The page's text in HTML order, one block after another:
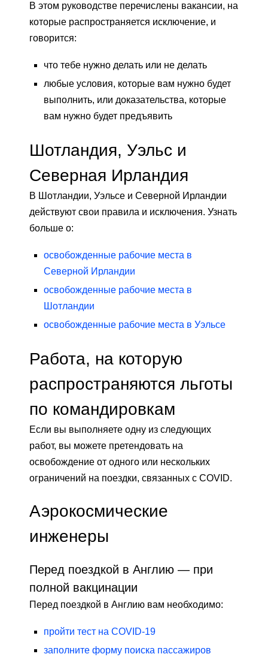
В этом руководстве перечислены вакансии, на
которые распространяется исключение, и
говорится:
что тебе нужно делать или не делать
любые условия, которые вам нужно будет
выполнить, или доказательства, которые
вам нужно будет предъявить
Шотландия, Уэльс и
Северная Ирландия
В Шотландии, Уэльсе и Северной Ирландии
действуют свои правила и исключения. Узнать
больше о:
освобожденные рабочие места в
Северной Ирландии
освобожденные рабочие места в
Шотландии
освобожденные рабочие места в Уэльсе
Работа, на которую
распространяются льготы
по командировкам
Если вы выполняете одну из следующих
работ, вы можете претендовать на
освобождение от одного или нескольких
ограничений на поездки, связанных с COVID.
Аэрокосмические
инженеры
Перед поездкой в ​​Англию — при
полной вакцинации
Перед поездкой в ​​Англию вам необходимо:
пройти тест на COVID-19
заполните форму поиска пассажиров